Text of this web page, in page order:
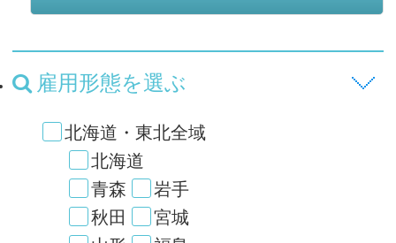
雇用形態を選ぶ
北海道・東北全域
北海道
青森
岩手
秋田
宮城